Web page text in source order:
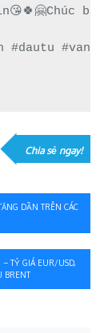
#vang
Chia sẻ ngay!
DẦN TRÊN CÁC
TỶ GIÁ EUR/USD,
BRENT